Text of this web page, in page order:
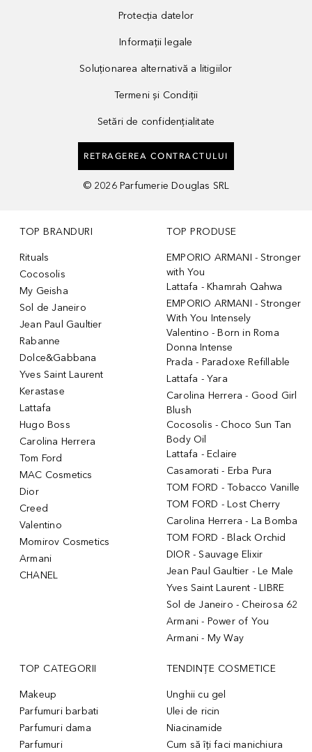
Protecția datelor
Informații legale
Soluționarea alternativă a litigiilor
Termeni și Condiții
Setări de confidențialitate
RETRAGEREA CONTRACTULUI
© 2026 Parfumerie Douglas SRL
TOP BRANDURI
Rituals
Cocosolis
My Geisha
Sol de Janeiro
Jean Paul Gaultier
Rabanne
Dolce&Gabbana
Yves Saint Laurent
Kerastase
Lattafa
Hugo Boss
Carolina Herrera
Tom Ford
MAC Cosmetics
Dior
Creed
Valentino
Momirov Cosmetics
Armani
CHANEL
TOP PRODUSE
EMPORIO ARMANI - Stronger
with You
Lattafa - Khamrah Qahwa
EMPORIO ARMANI - Stronger
With You Intensely
Valentino - Born in Roma
Donna Intense
Prada - Paradoxe Refillable
Lattafa - Yara
Carolina Herrera - Good Girl
Blush
Cocosolis - Choco Sun Tan
Body Oil
Lattafa - Eclaire
Casamorati - Erba Pura
TOM FORD - Tobacco Vanille
TOM FORD - Lost Cherry
Carolina Herrera - La Bomba
TOM FORD - Black Orchid
DIOR - Sauvage Elixir
Jean Paul Gaultier - Le Male
Yves Saint Laurent - LIBRE
Sol de Janeiro - Cheirosa 62
Armani - Power of You
Armani - My Way
TOP CATEGORII
Makeup
Parfumuri barbati
Parfumuri dama
Parfumuri
TENDINȚE COSMETICE
Unghii cu gel
Ulei de ricin
Niacinamide
Cum să îți faci manichiura